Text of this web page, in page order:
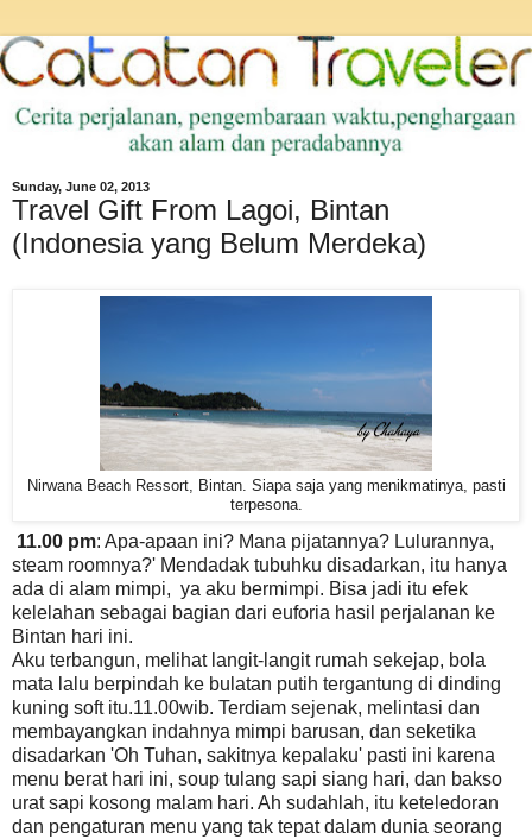
Sunday, June 02, 2013
Travel Gift From Lagoi, Bintan
(Indonesia yang Belum Merdeka)
Nirwana Beach Ressort, Bintan. Siapa saja yang menikmatinya, pasti
terpesona.
11.00 pm: Apa-apaan ini? Mana pijatannya? Lulurannya,
steam roomnya?' Mendadak tubuhku disadarkan, itu hanya
ada di alam mimpi, ya aku bermimpi. Bisa jadi itu efek
kelelahan sebagai bagian dari euforia hasil perjalanan ke
Bintan hari ini.
Aku terbangun, melihat langit-langit rumah sekejap, bola
mata lalu berpindah ke bulatan putih tergantung di dinding
kuning soft itu.11.00wib. Terdiam sejenak, melintasi dan
membayangkan indahnya mimpi barusan, dan seketika
disadarkan 'Oh Tuhan, sakitnya kepalaku' pasti ini karena
menu berat hari ini, soup tulang sapi siang hari, dan bakso
urat sapi kosong malam hari. Ah sudahlah, itu keteledoran
dan pengaturan menu yang tak tepat dalam dunia seorang